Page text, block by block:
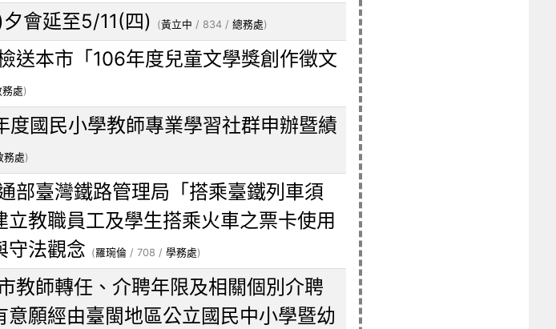
會延至5/11(四) (黃立中 / 834 /總務處)
送本市「106年度兒童文學獎創作徵文
務處)
度國民小學教師專業學習社群申辦暨績
務處)
部臺灣鐵路管理局「搭乘臺鐵列車須
教職員工及學生搭乘火車之票卡使用
守法觀念 (羅琬倫/ 708 / 學務處)
市教師轉任、介聘年限及相關個別介聘
願經由臺閩地區公立國民中小學暨幼